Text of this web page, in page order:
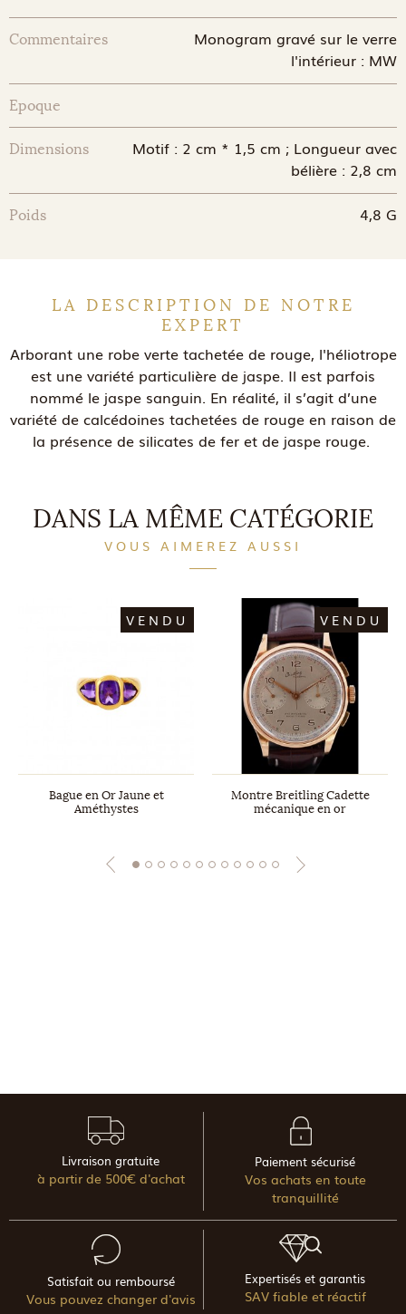
Commentaires
Monogram gravé sur le verre
l'intérieur : MW
Epoque
Dimensions
Motif : 2 cm * 1,5 cm ; Longueur avec
bélière : 2,8 cm
Poids 4,8 G
LA DESCRIPTION DE NOTRE
EXPERT
Arborant une robe verte tachetée de rouge, l'héliotrope
est une variété particulière de jaspe. Il est parfois
nommé le jaspe sanguin. En réalité, il s’agit d’une
variété de calcédoines tachetées de rouge en raison de
la présence de silicates de fer et de jaspe rouge.
DANS LA MÊME CATÉGORIE
VOUS AIMEREZ AUSSI
VENDU
Bague en Or Jaune et
Améthystes
VENDU
Montre Breitling Cadette
mécanique en or
Livraison gratuite
à partir de 500€ d'achat
Paiement sécurisé
Vos achats en toute
tranquillité
Satisfait ou remboursé
Vous pouvez changer d'avis
Expertisés et garantis
SAV fiable et réactif